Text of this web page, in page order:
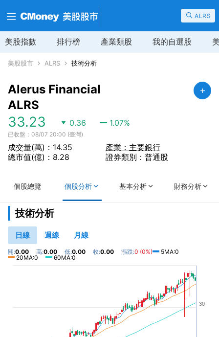
ALRS
美股指數 排行榜 產業類股 我的自選股
美股股市 ALRS 技術分析
Alerus Financial
ALRS
33.23 0.36 1.07%
已收盤：08/07 20:00 (臺灣)
成交量(萬)：14.35
總市值(億)：8.28
產業：主要銀行
證券類別：普通股
個股總覽 個股分析 基本分析 財務分析
技術分析
日線 週線 月線
開:0.00 高:0.00 低:0.00 收:0.00 漲跌:0 (0%)
5MA:0
20MA:0
60MA:0
30